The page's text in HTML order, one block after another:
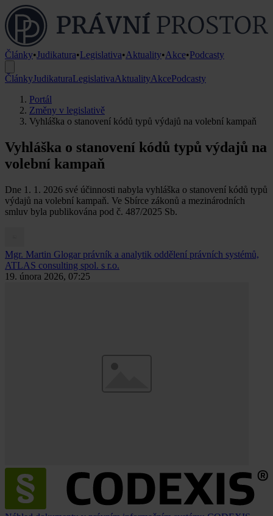
Články•Judikatura•Legislativa•Aktuality•Akce•Podcasty
ČlánkyJudikaturaLegislativaAktualityAkcePodcasty
Portál
Změny v legislativě
Vyhláška o stanovení kódů typů výdajů na volební kampaň
Vyhláška o stanovení kódů typů výdajů na
volební kampaň
Dne 1. 1. 2026 své účinnosti nabyla vyhláška o stanovení kódů typů
výdajů na volební kampaň. Ve Sbírce zákonů a mezinárodních
smluv byla publikována pod č. 487/2025 Sb.
Mgr. Martin Glogar právník a analytik oddělení právních systémů,
ATLAS consulting spol. s r.o.
19. února 2026, 07:25